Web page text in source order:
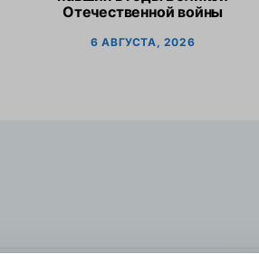
Отечественной войны
6 АВГУСТА, 2026